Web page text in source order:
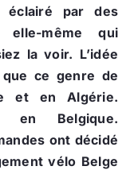
éclairé par des
elle-même qui
la voir. L’idée
ce genre de
et en Algérie.
en Belgique.
ont décidé
vélo Belge